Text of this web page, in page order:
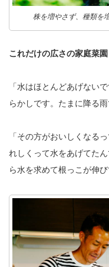
株を増やさず、種類を
これだけの広さの家庭菜
「水はほとんどあげない
らかしです。たまに降る雨
「その方がおいしくなる
れしくって水をあげてた
ら水を求めて根っこが伸